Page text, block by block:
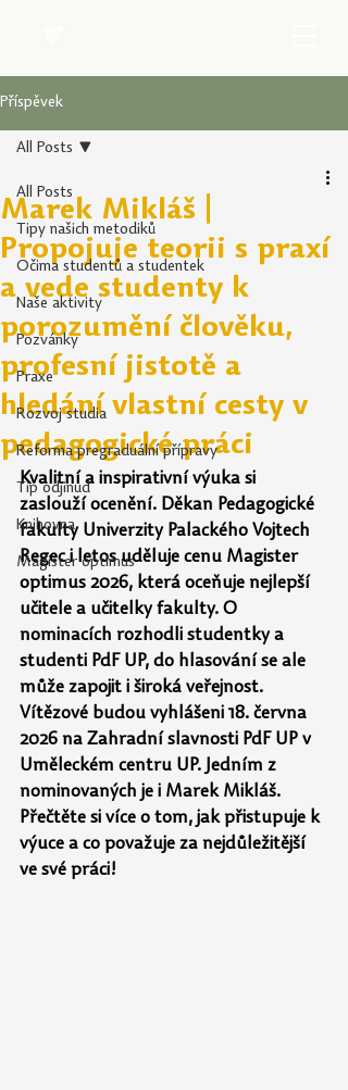
Příspěvek
All Posts
Tipy našich metodiků
Očima studentů a studentek
Naše aktivity
Pozvánky
Praxe
Rozvoj studia
Reforma pregraduální přípravy
Tip odjinud
Knihovna
Magister optimus
All Posts
Marek Mikláš |
Propojuje teorii s praxí
a vede studenty k
porozumění člověku,
profesní jistotě a
hledání vlastní cesty v
pedagogické práci
Kvalitní a inspirativní výuka si
zaslouží ocenění. Děkan Pedagogické
fakulty Univerzity Palackého Vojtech
Regec i letos uděluje cenu Magister
optimus 2026, která oceňuje nejlepší
učitele a učitelky fakulty. O
nominacích rozhodli studentky a
studenti PdF UP, do hlasování se ale
může zapojit i široká veřejnost.
Vítězové budou vyhlášeni 18. června
2026 na Zahradní slavnosti PdF UP v
Uměleckém centru UP. Jedním z
nominovaných je i Marek Mikláš.
Přečtěte si více o tom, jak přistupuje k
výuce a co považuje za nejdůležitější
ve své práci!